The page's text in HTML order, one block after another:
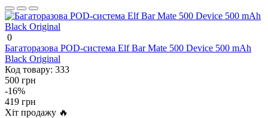
0
Багаторазова POD-система Elf Bar Mate 500 Device 500 mAh
Black Original
Код товару: 333
500 грн
-16%
419 грн
Хіт продажу 🔥